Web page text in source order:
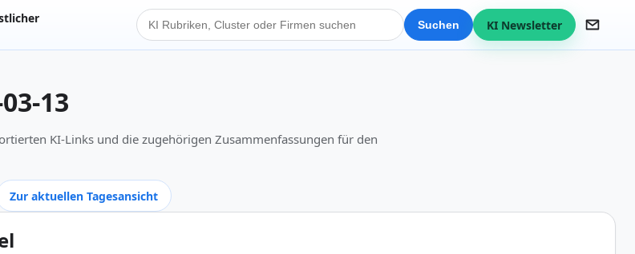
KI Suche Suchen KI Newsletter
13
KI-Links und die zugehörigen Zusammenfassungen für den
Zur aktuellen Tagesansicht